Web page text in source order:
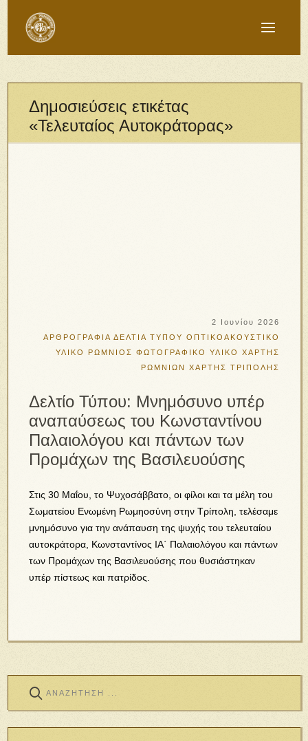
Δημοσιεύσεις ετικέτας
«Τελευταίος Αυτοκράτορας»
2 Ιουνίου 2026
ΑΡΘΡΟΓΡΑΦΙΑ ΔΕΛΤΙΑ ΤΥΠΟΥ ΟΠΤΙΚΟΑΚΟΥΣΤΙΚΟ
ΥΛΙΚΟ
ΡΩΜΝΙΟΣ ΦΩΤΟΓΡΑΦΙΚΟ ΥΛΙΚΟ
ΧΑΡΤΗΣ
ΡΩΜΝΙΩΝ
ΧΑΡΤΗΣ ΤΡΙΠΟΛΗΣ
Δελτίο Τύπου: Μνημόσυνο υπέρ
αναπαύσεως του Κωνσταντίνου
Παλαιολόγου και πάντων των
Προμάχων της Βασιλευούσης
Στις 30 Μαΐου, το Ψυχοσάββατο, οι φίλοι και τα μέλη του
Σωματείου Ενωμένη Ρωμηοσύνη στην Τρίπολη, τελέσαμε
μνημόσυνο για την ανάπαυση της ψυχής του τελευταίου
αυτοκράτορα, Κωνσταντίνος ΙΑ΄ Παλαιολόγου και πάντων
των Προμάχων της Βασιλευούσης που θυσιάστηκαν
υπέρ πίστεως και πατρίδος.